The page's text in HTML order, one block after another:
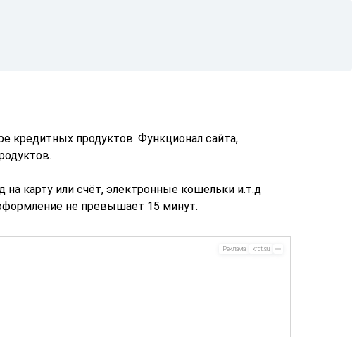
кредитных продуктов. Функционал сайта,
карту или счёт, электронные кошельки и.т.д
не превышает 15 минут.